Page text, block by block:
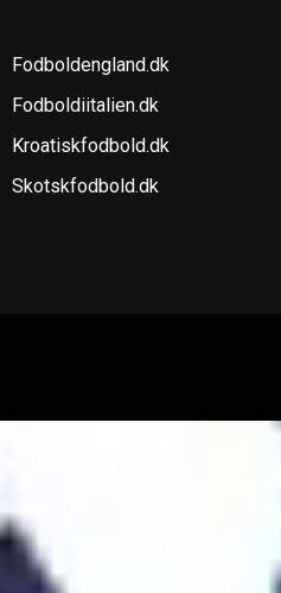
Fodboldengland.dk
Fodboldiitalien.dk
Kroatiskfodbold.dk
Skotskfodbold.dk